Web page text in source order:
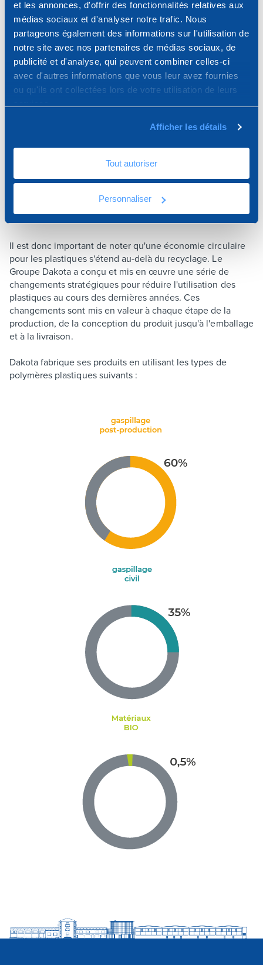
et les annonces, d'offrir des fonctionnalités relatives aux
médias sociaux et d'analyser notre trafic. Nous
partageons également des informations sur l'utilisation de
notre site avec nos partenaires de médias sociaux, de
publicité et d'analyse, qui peuvent combiner celles-ci
avec d'autres informations que vous leur avez fournies
ou qu'ils ont collectées lors de votre utilisation de leurs
Afficher les détails
Tout autoriser
Personnaliser
Le recyclage: une partie d'un
cercle plus large
Dakota s'engage à réduire son utilisation de plastiques
"traditionnel" et à introduire des techniques innovantes
Les matériaux régénérés proviennent principalement de
déchets industriels et, de plus en plus, de plastiques post-
Il est donc important de noter qu'une économie circulaire
pour les plastiques s'étend au-delà du recyclage. Le
Groupe Dakota a conçu et mis en œuvre une série de
changements stratégiques pour réduire l'utilisation des
plastiques au cours des dernières années. Ces
changements sont mis en valeur à chaque étape de la
production, de la conception du produit jusqu'à l'emballage
et à la livraison.
Dakota fabrique ses produits en utilisant les types de
polymères plastiques suivants :